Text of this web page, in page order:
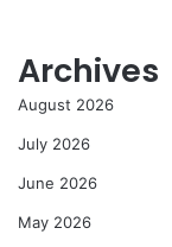
Archives
August 2026
July 2026
June 2026
May 2026